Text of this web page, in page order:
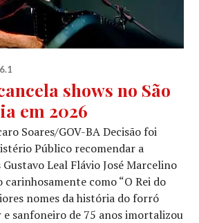
shows no São
em 2026
Soares/GOV-BA Decisão foi
Público recomendar a
Gustavo Leal Flávio José Marcelino
como “O Rei do
nomes da história do forró
sanfoneiro de 75 anos imortalizou